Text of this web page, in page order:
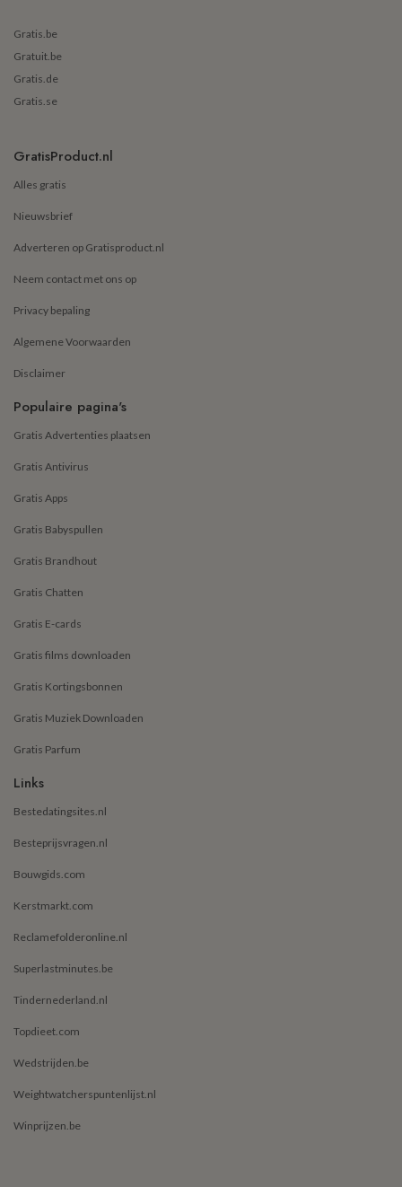
Gratis.be
Gratuit.be
Gratis.de
Gratis.se
GratisProduct.nl
Alles gratis
Nieuwsbrief
Adverteren op Gratisproduct.nl
Neem contact met ons op
Privacy bepaling
Algemene Voorwaarden
Disclaimer
Populaire pagina's
Gratis Advertenties plaatsen
Gratis Antivirus
Gratis Apps
Gratis Babyspullen
Gratis Brandhout
Gratis Chatten
Gratis E-cards
Gratis films downloaden
Gratis Kortingsbonnen
Gratis Muziek Downloaden
Gratis Parfum
Links
Bestedatingsites.nl
Besteprijsvragen.nl
Bouwgids.com
Kerstmarkt.com
Reclamefolderonline.nl
Superlastminutes.be
Tindernederland.nl
Topdieet.com
Wedstrijden.be
Weightwatcherspuntenlijst.nl
Winprijzen.be